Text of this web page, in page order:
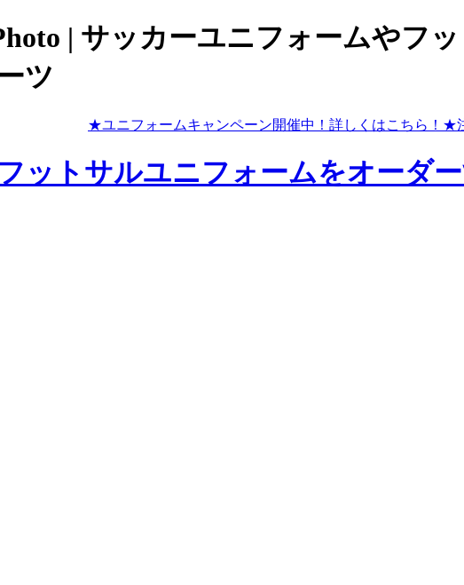
| サッカーユニフォームやフ
ツ
★ユニフォームキャンペーン開催中！詳しくはこちら！ ★
ットサルユニフォームをオーダ